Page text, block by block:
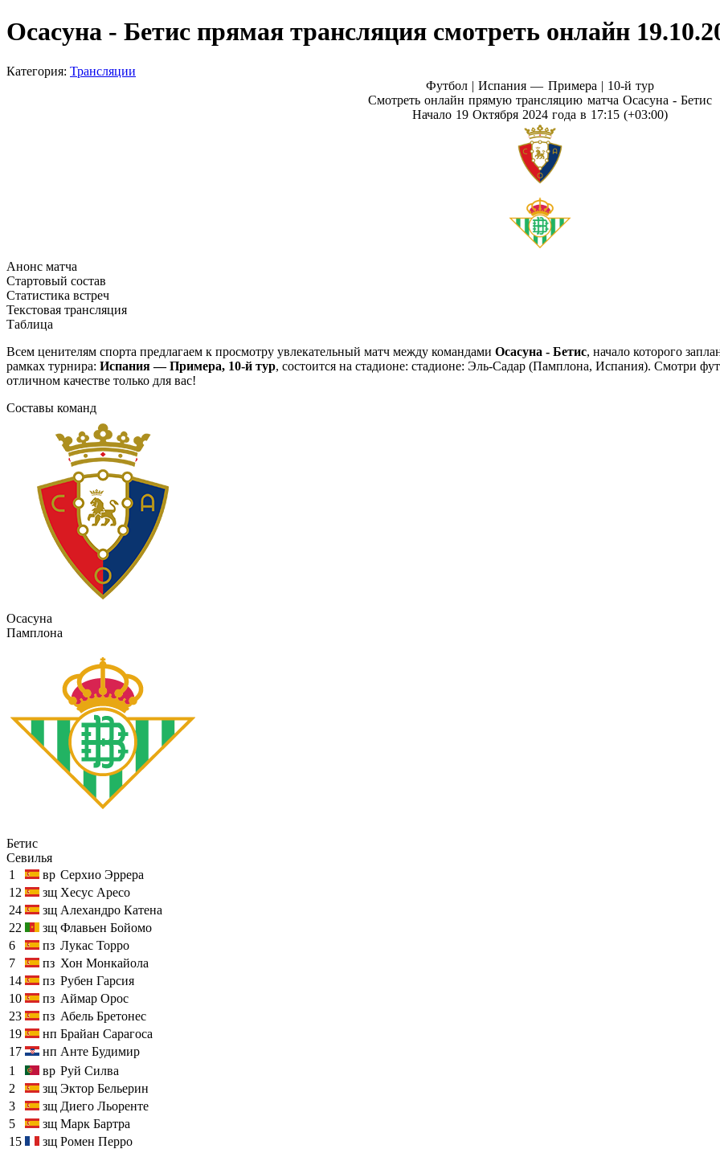
Осасуна - Бетис прямая трансляция смотреть онлайн
Категория: Трансляции
Футбол | Испания — Примера | 10-й тур
Смотреть онлайн прямую трансляцию матча Осасуна - Бетис
Начало 19 Октября 2024 года в 17:15 (+03:00)
Анонс матча
Стартовый состав
Статистика встреч
Текстовая трансляция
Таблица
Всем ценителям спорта предлагаем к просмотру увлекательный матч между командами Осасуна - Бетис, начало которого
рамках турнира: Испания — Примера, 10-й тур, состоится на стадионе: стадионе: Эль-Садар (Памплона, Испания). Смотри
отличном качестве только для вас!
Составы команд
Осасуна
Памплона
Бетис
Севилья
1
вр Серхио Эррера
12
зщ Хесус Аресо
24
зщ Алехандро Катена
22
зщ Флавьен Бойомо
6
пз Лукас Торро
7
пз Хон Монкайола
14
пз Рубен Гарсия
10
пз Аймар Орос
23
пз Абель Бретонес
19
нп Брайан Сарагоса
17
нп Анте Будимир
1
вр Руй Силва
2
зщ Эктор Бельерин
3
зщ Диего Льоренте
5
зщ Марк Бартра
15
зщ Ромен Перро